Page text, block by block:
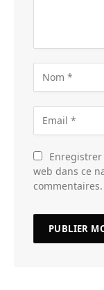
web dans ce
commentaires.